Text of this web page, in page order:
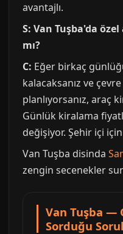
avantajlı.
S: Van Tuşba'da
mı?
C: Eğer birkaç
kalacaksanız ve
planlıyorsanız, araç
Günlük kiralama
değişiyor. Şehir içi
Van Tuşba disinda
zengin secenekler
Van Tuşba —
Sorduğu